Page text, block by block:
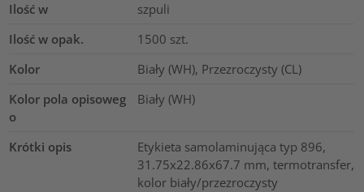
Ilość w
szpuli
Ilość w opak.
1500 szt.
Kolor
Biały (WH), Przezroczysty (CL)
Kolor pola opisoweg
o
Biały (WH)
Krótki opis
Etykieta samolaminująca typ 896,
31.75x22.86x67.7 mm, termotransfer,
kolor biały/przezroczysty